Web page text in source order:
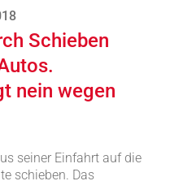
Schieben
nein wegen
seiner Einfahrt auf die
schieben. Das